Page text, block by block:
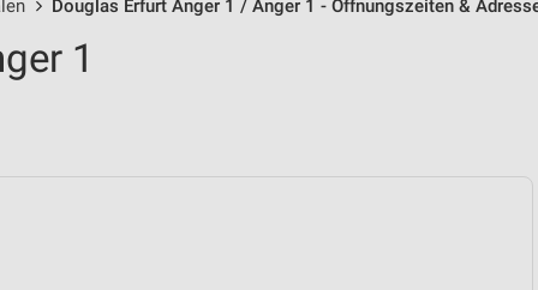
Douglas Erfurt Anger 1 / Anger 1 - Öffnungszeiten &
1